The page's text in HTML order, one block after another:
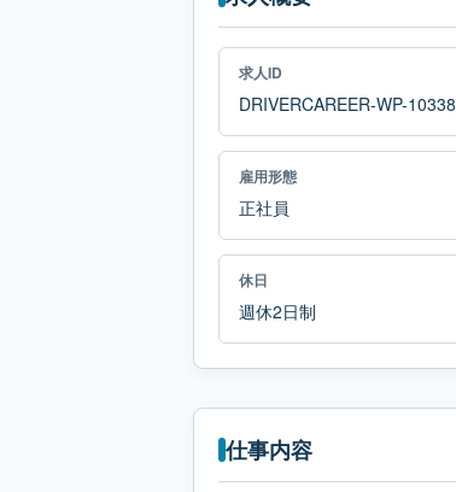
求人ID
DRIVERCAREER-WP-10338
雇用形態
正社員
休日
週休2日制
仕事内容